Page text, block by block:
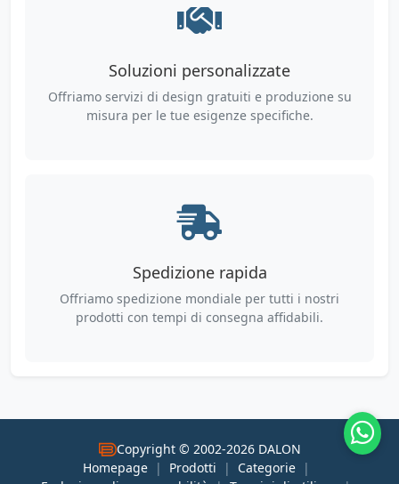
Soluzioni personalizzate
Offriamo servizi di design gratuiti e produzione su
misura per le tue esigenze specifiche.
Spedizione rapida
Offriamo spedizione mondiale per tutti i nostri
prodotti con tempi di consegna affidabili.
Copyright © 2002-2026 DALON
Homepage
| Prodotti | Categorie
|